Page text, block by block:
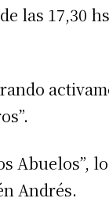
las 17,30
Abuelos”,
Andrés.